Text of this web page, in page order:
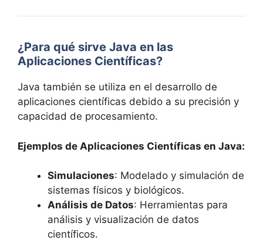
¿Para qué sirve Java en las
Aplicaciones Científicas?
Java también se utiliza en el desarrollo de
aplicaciones científicas debido a su precisión y
capacidad de procesamiento.
Ejemplos de Aplicaciones Científicas en Java:
Simulaciones: Modelado y simulación de
sistemas físicos y biológicos.
Análisis de Datos: Herramientas para
análisis y visualización de datos
científicos.